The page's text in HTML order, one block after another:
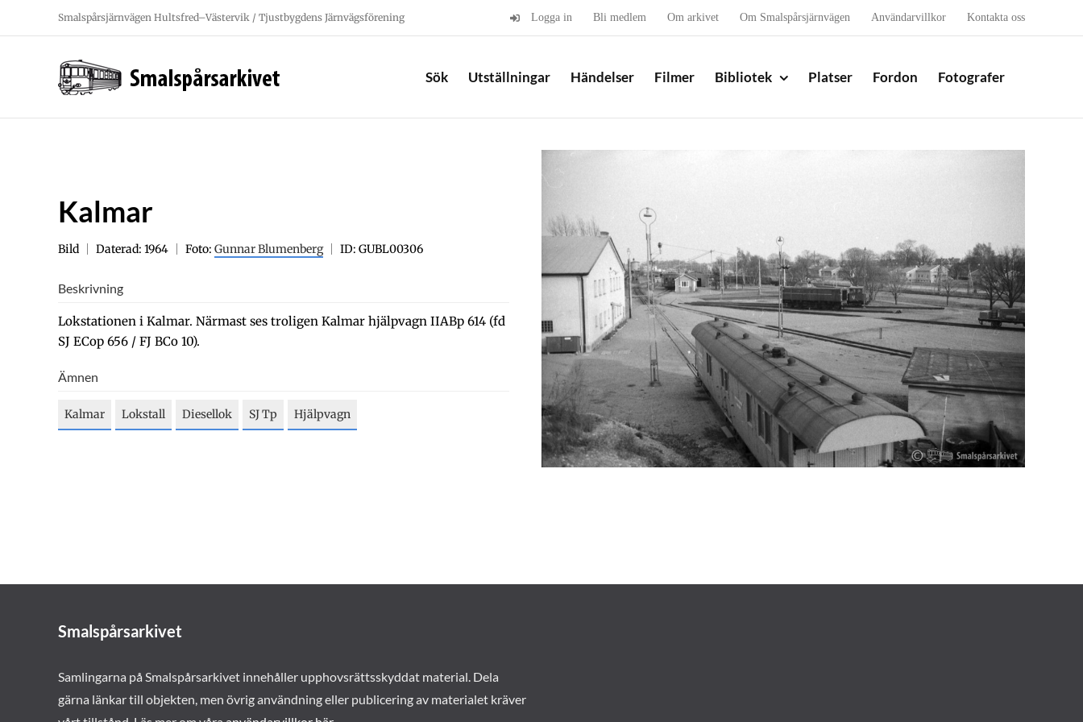
Smalspårsjärnvägen Hultsfred–Västervik / Tjustbygdens Järnvägsförening Logga in Bli medlem Om arkivet Om Smalspårsjärnvägen Användarvillkor Kontakta oss
Sök Utställningar Händelser Filmer Bibliotek Platser Fordon Fotografer
Kalmar
Bild Daterad: 1964 Foto: Gunnar Blumenberg ID: GUBL00306
Beskrivning
Lokstationen i Kalmar. Närmast ses troligen Kalmar hjälpvagn IIABp 614 (fd
SJ ECop 656 / FJ BCo 10).
Ämnen
Kalmar Lokstall Diesellok SJ Tp Hjälpvagn
Smalspårsarkivet
Samlingarna på Smalspårsarkivet innehåller upphovsrättsskyddat material. Dela
gärna länkar till objekten, men övrig användning eller publicering av materialet kräver